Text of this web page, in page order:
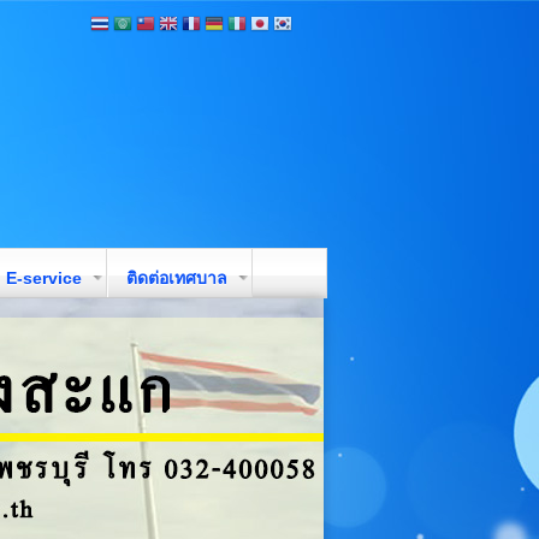
E-service ติดต่อเทศบาล